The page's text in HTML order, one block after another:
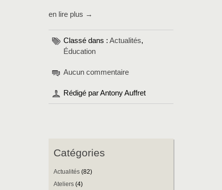
en lire plus →
Classé dans : Actualités,
Éducation
Aucun commentaire
Rédigé par Antony Auffret
Catégories
Actualités (82)
Ateliers (4)